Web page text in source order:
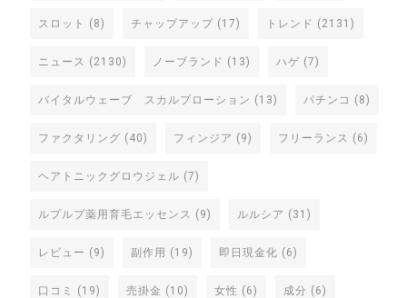
スロット (8) チャップアップ (17) トレンド (2131)
ニュース (2130) ノーブランド (13) ハゲ (7)
バイタルウェーブ スカルプローション (13) パチンコ (8)
ファクタリング (40) フィンジア (9) フリーランス (6)
ヘアトニックグロウジェル (7)
ルプルプ薬用育毛エッセンス (9) ルルシア (31)
レビュー (9) 副作用 (19) 即日現金化 (6)
口コミ (19) 売掛金 (10) 女性 (6) 成分 (6)